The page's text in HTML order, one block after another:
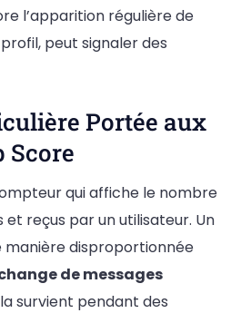
l’apparition régulière de
peut signaler des
Portée aux
Score
qui affiche le nombre
reçus par un utilisateur. Un
manière disproportionnée
de messages
survient pendant des